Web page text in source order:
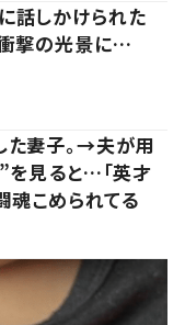
話しかけられた
衝撃の光景に…
た妻子。→夫が用
を見ると…「英才
魂こめられてる